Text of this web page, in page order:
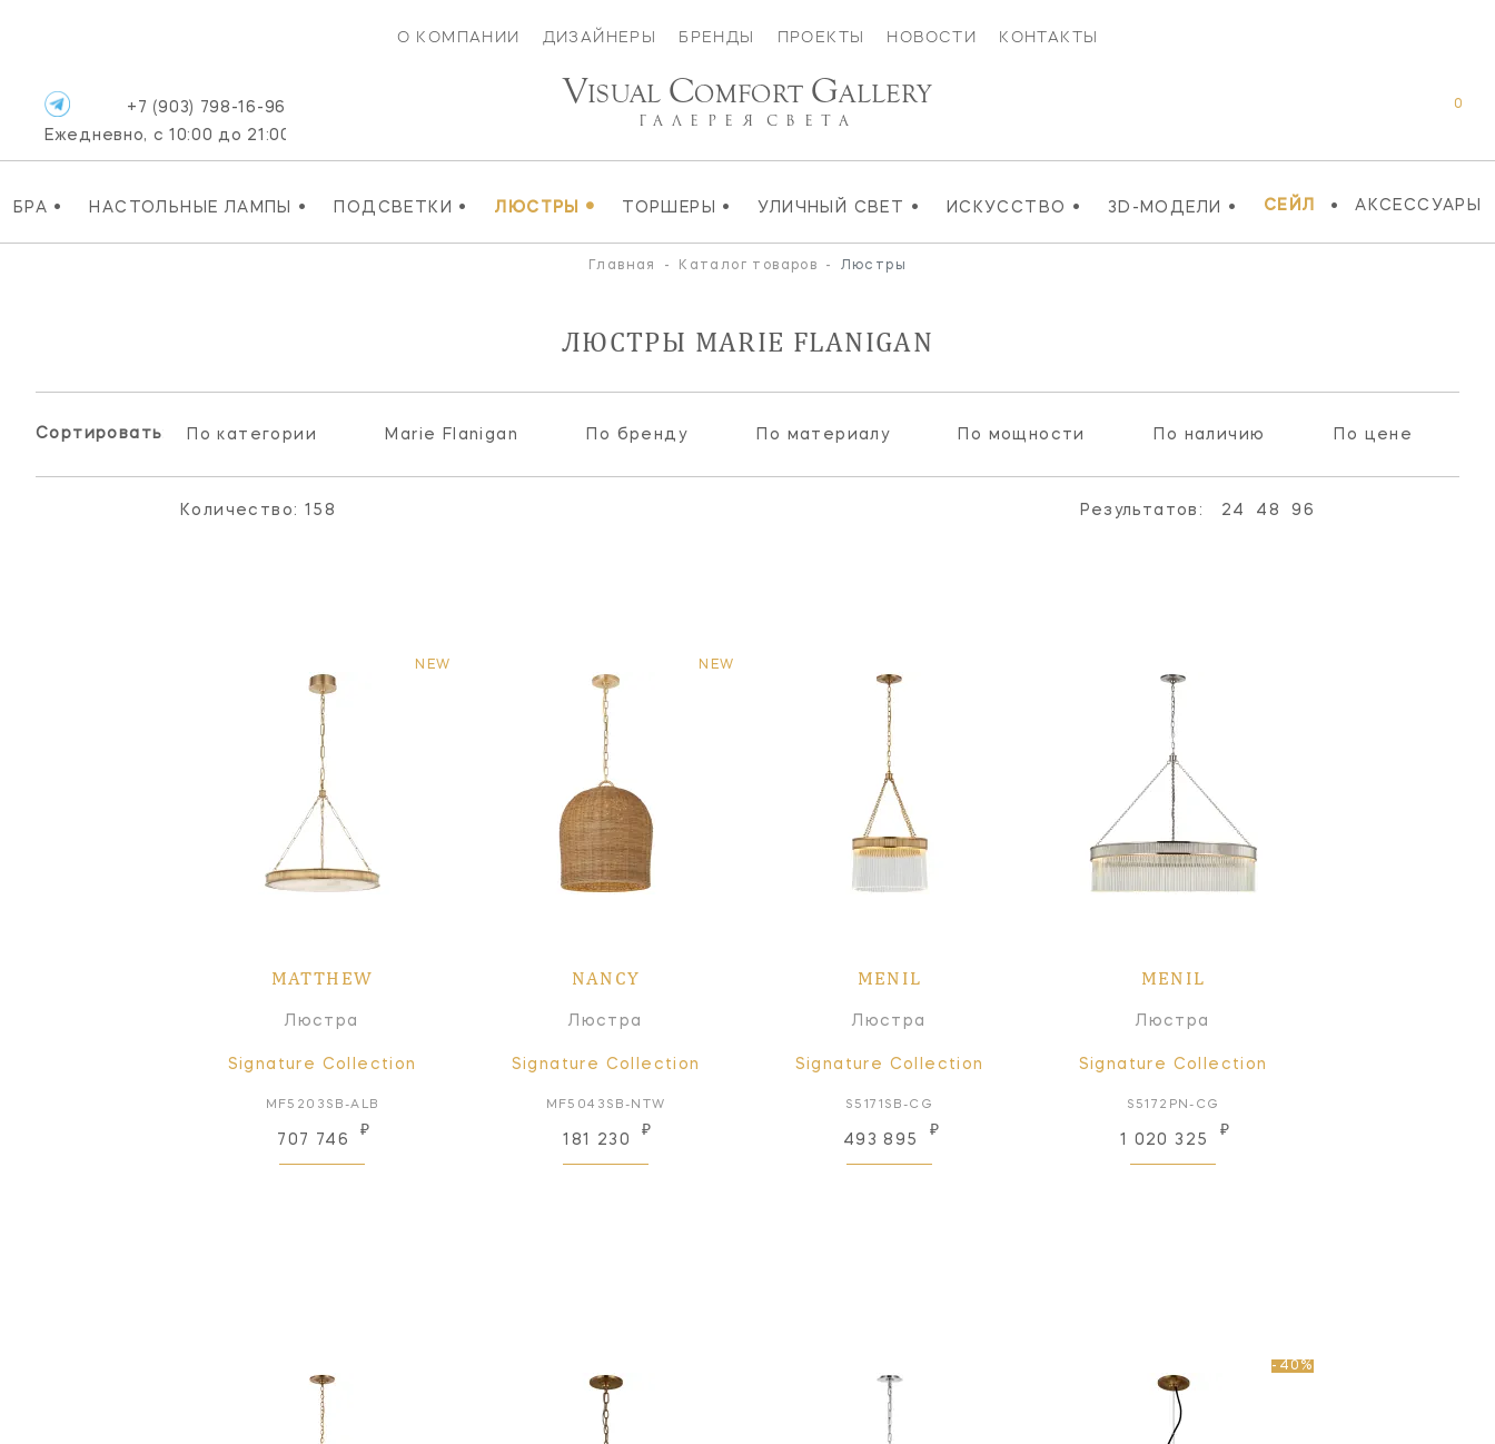
О КОМПАНИИ ДИЗАЙНЕРЫ БРЕНДЫ ПРОЕКТЫ НОВОСТИ КОНТАКТЫ
БРА • НАСТОЛЬНЫЕ ЛАМПЫ • ПОДСВЕТКИ • ЛЮСТРЫ • ТОРШЕРЫ • УЛИЧНЫЙ СВЕТ • ИСКУССТВО • 3D-МОДЕЛИ • СЕЙЛ • АКСЕССУАРЫ
+7 (903) 798-16-96
Ежедневно, с 10:00 до 21:00
0
VISUAL COMFORT GALLERY
ГАЛЕРЕЯ СВЕТА
Главная - Каталог товаров - Люстры
ЛЮСТРЫ MARIE FLANIGAN
Сортировать: По категории Marie Flanigan По бренду По материалу По мощности По наличию По цене
Количество: 158 Результатов: 24 48 96
NEW
MATTHEW
Люстра
Signature Collection
MF5203SB-ALB
707 746
₽
NEW
NANCY
Люстра
Signature Collection
MF5043SB-NTW
181 230
₽
MENIL
Люстра
Signature Collection
S5171SB-CG
493 895
₽
MENIL
Люстра
Signature Collection
S5172PN-CG
1 020 325
₽
-40%